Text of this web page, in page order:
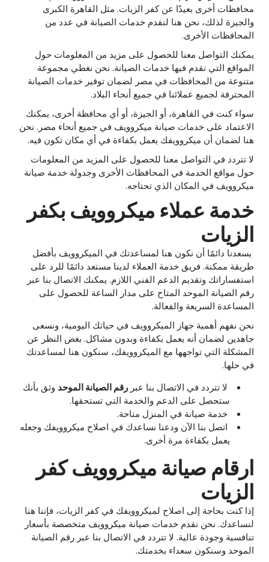
محافظات أخرى بعيدًا عن كفر الزيات. مثل القاهرة الكبرى
والجيزة لذلك، نحن هنا لنقدم خدمات الصيانة في عدد من
المحافظات الأخرى.
يمكنك التواصل معنا للحصول على مزيد من المعلومات حول
المواقع التي نقدم فيها خدمات الصيانة. نحن نغطي مجموعة
متنوعة من المحافظات في مصر لضمان توفير خدمات الصيانة
المحترفة لجميع عملائنا في جميع أنحاء البلاد.
سواء كنت في القاهرة، أو الجيزة، أو أي محافظة أخرى، يمكنك
الاعتماد على خدمات صيانة ميكروويف في جميع أنحاء مصر. نحن
هنا لضمان أن ميكروويفك يعمل بكفاءة في أي مكان تكون فيه.
لا تتردد في التواصل معنا للحصول على المزيد من المعلومات
حول مواقع الخدمة في المحافظات الأخرى وجدولة خدمة صيانة
ميكروويف في المكان الذي تحتاجه.
خدمة عملاء ميكروويف بكفر
الزيات
يسعدنا دائمًا أن نكون هنا لمساعدتك في الميكروويف بأفضل
طريقة ممكنة. فريق خدمة العملاء لدينا مستعد دائمًا للرد على
استفساراتك وتقديم الدعم الفني اللازم. يمكنك الاتصال بنا عبر
رقم الصيانة الموحد المتاح على مدار الساعة للحصول على
المساعدة السريعة والفعالة.
نحن نفهم أهمية جهاز الميكروويف في حياتك اليومية، ونسعى
جاهدين لضمان أنه يعمل بكفاءة وبدون مشاكل. بغض النظر عن
المشكلة التي تواجهها مع الميكروويفك، سنكون هنا لمساعدتك
في حلها.
لا تتردد في الاتصال بنا عبر رقم الصيانة الموحد وثق بأنك
ستحصل على الدعم والخدمة التي تستحقها.
خدمة صيانة في المنزل متاحة.
اتصل بنا الآن ودعنا نساعدك في اصلاح ميكروويفك وجعله
يعمل بكفاءة مرة أخرى.
ارقام صيانة ميكروويف كفر
الزيات
إذا كنت بحاجة إلى اصلاح لميكروويفك في كفر الزيات، فإننا هنا
لنساعدك. نحن نقدم خدمات صيانة ميكروويف متخصصة بأسعار
تنافسية وجودة عالية. لا تتردد في الاتصال بنا عبر رقم الصيانة
الموحد وسنكون سعداء بخدمتك.